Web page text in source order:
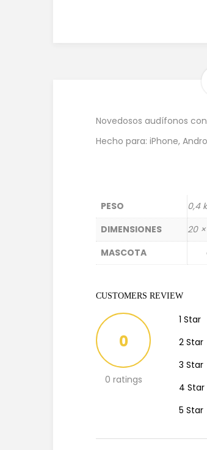
Novedosos audífonos
Hecho para: iPhone,
PESO
0,4
DIMENSIONES
20
MASCOTA
CUSTOMERS REVIEW
0
0 ratings
1 Star
2 Star
3 Star
4 Star
5 Star